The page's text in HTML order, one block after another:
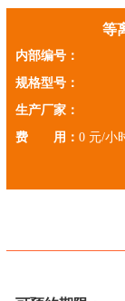
等
内部编号：
规格型号：
生产厂家：
费 用： 0 元/小